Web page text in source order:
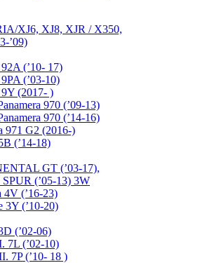
XJ6, XJ8, XJR / X350,
’09)
(’10- 17)
(’03-10)
(2017- )
970 (’09-13)
970 (’14-16)
971 G2 (2016-)
(’14-18)
GT (’03-17),
(’05-13) 3W
4V (’16-23)
3Y (’10-20)
(’02-06)
7L (’02-10)
7P (’10- 18 )